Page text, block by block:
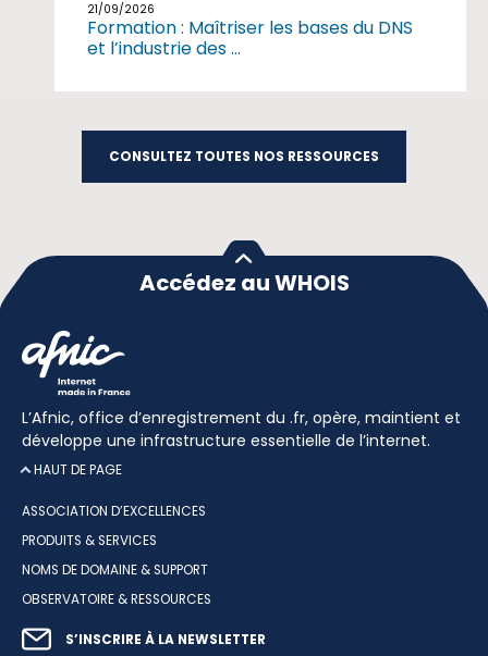
21/09/2026
Formation : Maîtriser les bases du DNS
et l’industrie des ...
CONSULTEZ TOUTES NOS RESSOURCES
Accédez au WHOIS
L’Afnic, office d’enregistrement du .fr, opère, maintient et
développe une infrastructure essentielle de l’internet.
HAUT DE PAGE
ASSOCIATION D’EXCELLENCES
PRODUITS & SERVICES
NOMS DE DOMAINE & SUPPORT
OBSERVATOIRE & RESSOURCES
S’INSCRIRE À LA NEWSLETTER